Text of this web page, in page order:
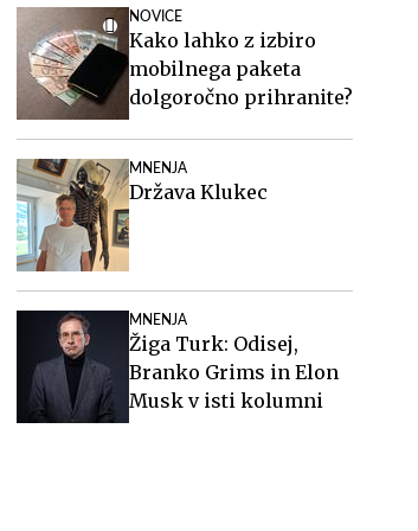
NOVICE
Kako lahko z izbiro
mobilnega paketa
dolgoročno prihranite?
MNENJA
Država Klukec
MNENJA
Žiga Turk: Odisej,
Branko Grims in Elon
Musk v isti kolumni